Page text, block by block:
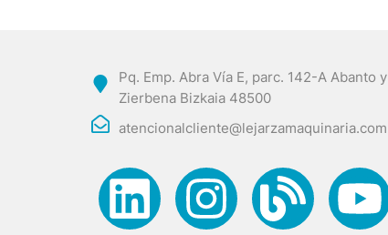
Pq. Emp. Abra Vía E, parc. 142-A Abanto y
Zierbena Bizkaia 48500
atencionalcliente@lejarzamaquinaria.com